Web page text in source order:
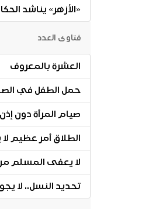
«الأزهر» يناشد
فتاوى العدد
العشرة بالمعروف
حمل الطفل في
صيام المرأة دون
الطلاق أمر عظيم لا
لا يعفى المسلم من
تحديد النسل.. لا